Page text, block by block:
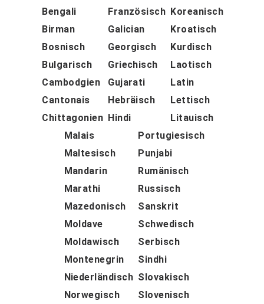
Bengali
Birman
Bosnisch
Bulgarisch
Cambodgien
Cantonais
Chittagonien
Französisch
Galician
Georgisch
Griechisch
Gujarati
Hebräisch
Hindi
Koreanisch
Kroatisch
Kurdisch
Laotisch
Latin
Lettisch
Litauisch
Malais
Maltesisch
Mandarin
Marathi
Mazedonisch
Moldave
Moldawisch
Montenegrin
Niederländisch
Norwegisch
Portugiesisch
Punjabi
Rumänisch
Russisch
Sanskrit
Schwedisch
Serbisch
Sindhi
Slovakisch
Slovenisch